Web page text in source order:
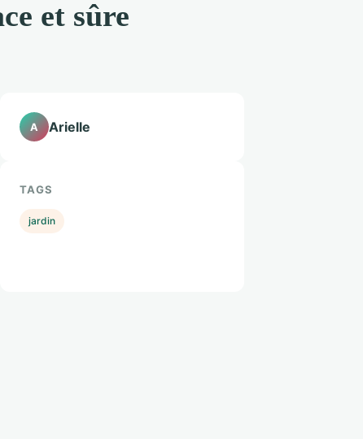
et sûre
A Arielle
TAGS
jardin